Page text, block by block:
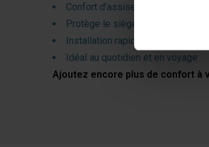
Confort d’assise amélioré
Protège le siège contre l’usure et
Installation rapide grâce au velcro
Idéal au quotidien et en voyage
Ajoutez encore plus de confort à